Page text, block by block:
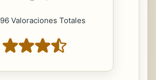
96 Valoraciones Totales